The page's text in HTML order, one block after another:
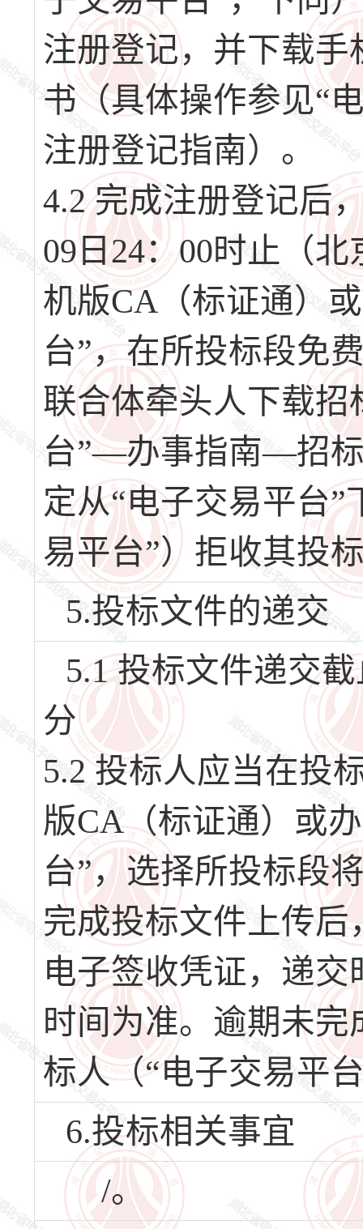
注册登记，并下载
书（具体操作参见“
注册登记指南）。
4.2 完成注册登记后
09日24：00时止（
机版CA（标证通）
台”，在所投标段免
联合体牵头人下载招
台”—办事指南—招
定从“电子交易平台
易平台”）拒收其投
5.投标文件的递交
5.1 投标文件递交
分
5.2 投标人应当在投
版CA（标证通）或
台”，选择所投标段
完成投标文件上传后
电子签收凭证，递
时间为准。逾期未
标人（“电子交易平
6.投标相关事宜
/。